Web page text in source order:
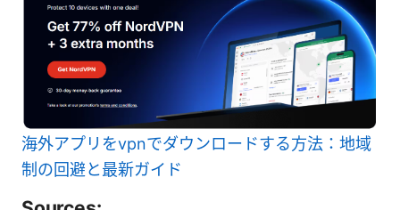
海外アプリをvpnでダウンロードする方法：地域
制の回避と最新ガイド